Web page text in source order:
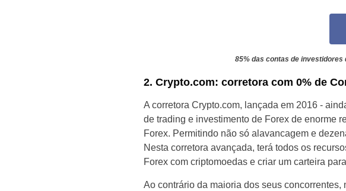
85% das contas de investidores
2. Crypto.com: corretora com 0% de
A corretora Crypto.com, lançada em 2016 -
de trading e investimento de Forex de enorme
Forex. Permitindo não só alavancagem e
Nesta corretora avançada, terá todos os
Forex com criptomoedas e criar um carteira
Ao contrário da maioria dos seus